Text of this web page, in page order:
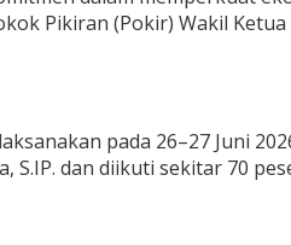
Pikiran (Pokir) Wakil
pada 26–27 Juni
S.IP. dan diikuti sekitar 70